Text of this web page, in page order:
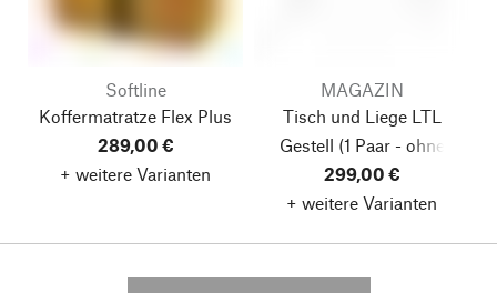
Softline
Koffermatratze Flex Plus
289,00 €
+ weitere Varianten
MAGAZIN
Tisch und Liege LTL
Gestell (1 Paar - ohne
Platte)
299,00 €
+ weitere Varianten